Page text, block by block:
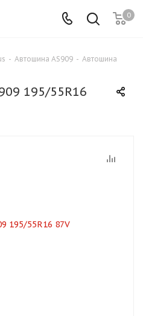
0
- Автошина AS909 - Автошина
195/55R16